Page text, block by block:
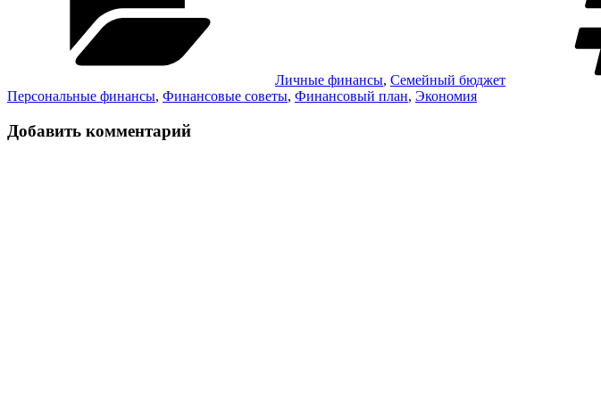
Личные финансы, Семейный бюджет
Персональные финансы, Финансовые советы, Финансовый план, Экономия
Добавить комментарий